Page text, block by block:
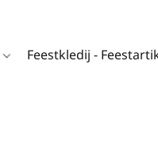
Feestkledij -